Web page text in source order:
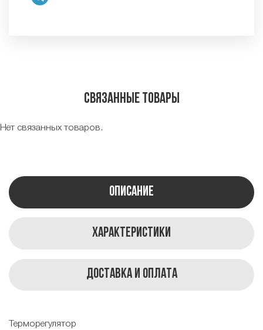
Связанные товары
Нет связанных товаров.
Описание
Характеристики
Доставка и оплата
Терморегулятор